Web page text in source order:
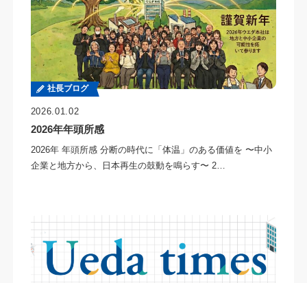
社長ブログ
2026.01.02
2026年年頭所感
2026年 年頭所感 分断の時代に「体温」のある価値を 〜中小
企業と地方から、日本再生の鼓動を鳴らす〜 2…